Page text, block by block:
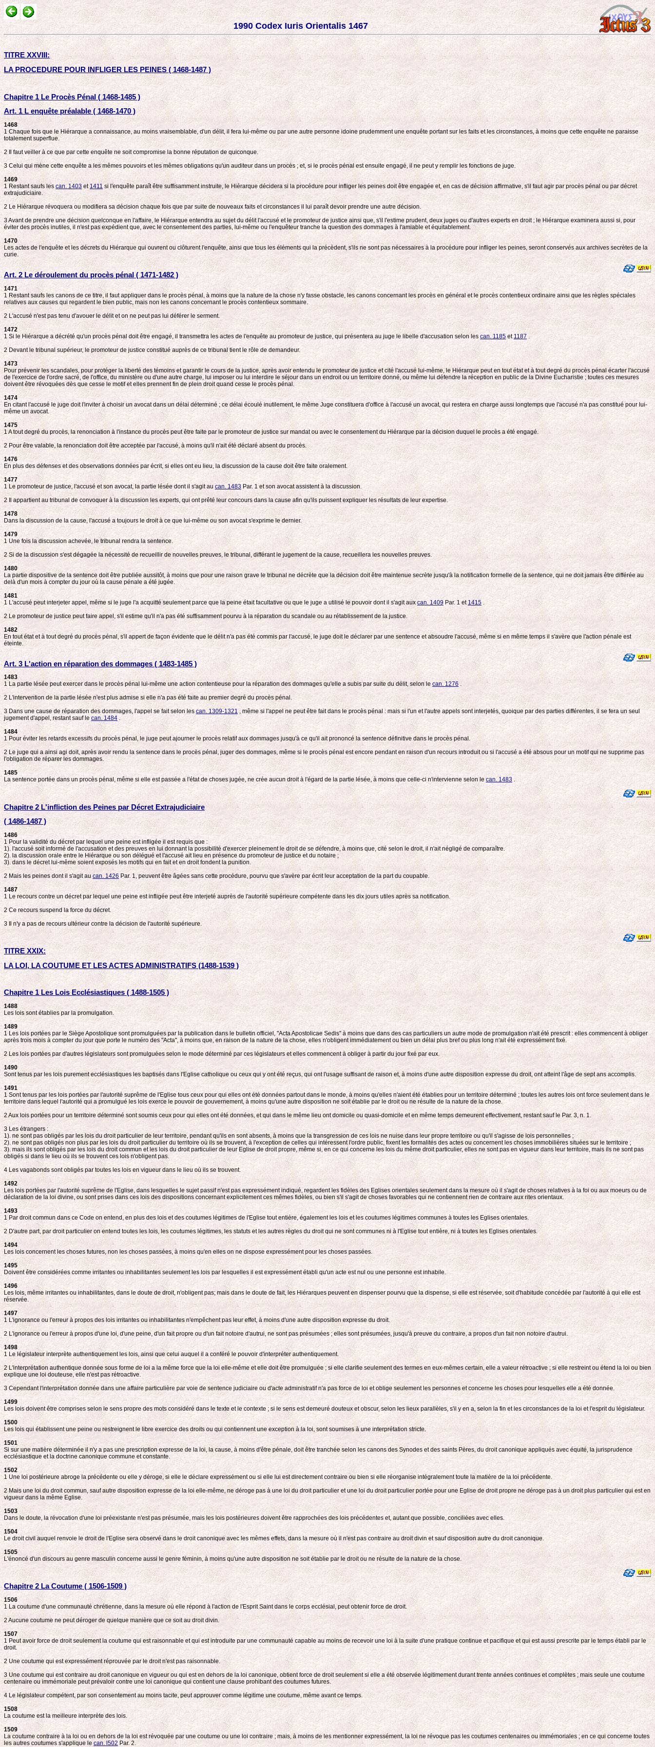
1990 Codex Iuris Orientalis 1467
TITRE XXVIII:
LA PROCEDURE POUR INFLIGER LES PEINES ( 1468-1487 )
Chapitre 1 Le Procès Pénal ( 1468-1485 )
Art. 1 L enquête préalable ( 1468-1470 )
1468
1 Chaque fois que le Hiérarque a connaissance, au moins vraisemblable, d'un délit, il fera lui-même ou par une autre personne idoine prudemment une enquête portant sur les faits et les circonstances, à moins que cette enquête ne paraisse
totalement superflue.
2 Il faut veiller à ce que par cette enquête ne soit compromise la bonne réputation de quiconque.
3 Celui qui mène cette enquête a les mêmes pouvoirs et les mêmes obligations qu'un auditeur dans un procès ; et, si le procès pénal est ensuite engagé, il ne peut y remplir les fonctions de juge.
1469
1 Restant saufs les can. 1403et 1411 si l'enquête paraît être suffisamment instruite, le Hiérarque décidera si la procédure pour infliger les peines doit être engagée et, en cas de décision affirmative, s'il faut agir par procès pénal ou par décret
extrajudiciaire.
2 Le Hiérarque révoquera ou modifiera sa décision chaque fois que par suite de nouveaux faits et circonstances il lui paraît devoir prendre une autre décision.
3 Avant de prendre une décision quelconque en l'affaire, le Hiérarque entendra au sujet du délit l'accusé et le promoteur de justice ainsi que, s'il l'estime prudent, deux juges ou d'autres experts en droit ; le Hiérarque examinera aussi si, pour
éviter des procès inutiles, il n'est pas expédient que, avec le consentement des parties, lui-même ou l'enquêteur tranche la question des dommages à l'amiable et équitablement.
1470
Les actes de l'enquête et les décrets du Hiérarque qui ouvrent ou clôturent l'enquête, ainsi que tous les éléments qui la précèdent, s'ils ne sont pas nécessaires à la procédure pour infliger les peines, seront conservés aux archives secrètes de la
curie.
Art. 2 Le déroulement du procès pénal ( 1471-1482 )
1471
1 Restant saufs les canons de ce titre, il faut appliquer dans le procès pénal, à moins que la nature de la chose n'y fasse obstacle, les canons concernant les procès en général et le procès contentieux ordinaire ainsi que les règles spéciales
relatives aux causes qui regardent le bien public, mais non les canons concernant le procès contentieux sommaire.
2 L'accusé n'est pas tenu d'avouer le délit et on ne peut pas lui déférer le serment.
1472
1 Si le Hiérarque a décrété qu'un procès pénal doit être engagé, il transmettra les actes de l'enquête au promoteur de justice, qui présentera au juge le libelle d'accusation selon lescan. 1185et1187 .
2 Devant le tribunal supérieur, le promoteur de justice constitué auprès de ce tribunal tient le rôle de demandeur.
1473
Pour prévenir les scandales, pour protéger la liberté des témoins et garantir le cours de la justice, après avoir entendu le promoteur de justice et cité l'accusé lui-même, le Hiérarque peut en tout état et à tout degré du procès pénal écarter l'accusé
de l'exercice de l'ordre sacré, de l'office, du ministère ou d'une autre charge, lui imposer ou lui interdire le séjour dans un endroit ou un territoire donné, ou même lui défendre la réception en public de la Divine Eucharistie ; toutes ces mesures
doivent être révoquées dès que cesse le motif et elles prennent fin de plein droit quand cesse le procès pénal.
1474
En citant l'accusé le juge doit l'inviter à choisir un avocat dans un délai déterminé ; ce délai écoulé inutilement, le même Juge constituera d'office à l'accusé un avocat, qui restera en charge aussi longtemps que l'accusé n'a pas constitué pour lui-
même un avocat.
1475
1 A tout degré du procès, la renonciation à l'instance du procès peut être faite par le promoteur de justice sur mandat ou avec le consentement du Hiérarque par la décision duquel le procès a été engagé.
2 Pour être valable, la renonciation doit être acceptée par l'accusé, à moins qu'il n'ait été déclaré absent du procès.
1476
En plus des défenses et des observations données par écrit, si elles ont eu lieu, la discussion de la cause doit être faite oralement.
1477
1 Le promoteur de justice, l'accusé et son avocat, la partie lésée dont il s'agit aucan. 1483Par. 1 et son avocat assistent à la discussion.
2 Il appartient au tribunal de convoquer à la discussion les experts, qui ont prêté leur concours dans la cause afin qu'ils puissent expliquer les résultats de leur expertise.
1478
Dans la discussion de la cause, l'accusé a toujours le droit à ce que lui-même ou son avocat s'exprime le dernier.
1479
1 Une fois la discussion achevée, le tribunal rendra la sentence.
2 Si de la discussion s'est dégagée la nécessité de recueillir de nouvelles preuves, le tribunal, différant le jugement de la cause, recueillera les nouvelles preuves.
1480
La partie dispositive de la sentence doit être publiée aussitôt, à moins que pour une raison grave le tribunal ne décrète que la décision doit être maintenue secrète jusqu'à la notification formelle de la sentence, qui ne doit jamais être différée au
delà d'un mois à compter du jour où la cause pénale a été jugée.
1481
1 L'accusé peut interjeter appel, même si le juge l'a acquitté seulement parce que la peine était facultative ou que le juge a utilisé le pouvoir dont il s'agit auxcan. 1409Par. 1 et 1415 .
2 Le promoteur de justice peut faire appel, s'il estime qu'il n'a pas été suffisamment pourvu à la réparation du scandale ou au rétablissement de la justice.
1482
En tout état et à tout degré du procès pénal, s'il appert de façon évidente que le délit n'a pas été commis par l'accusé, le juge doit le déclarer par une sentence et absoudre l'accusé, même si en même temps il s'avère que l'action pénale est
éteinte.
Art. 3 L'action en réparation des dommages ( 1483-1485 )
1483
1 La partie lésée peut exercer dans le procès pénal lui-même une action contentieuse pour la réparation des dommages qu'elle a subis par suite du délit, selon le can. 1276.
2 L'intervention de la partie lésée n'est plus admise si elle n'a pas été faite au premier degré du procès pénal.
3 Dans une cause de réparation des dommages, l'appel se fait selon lescan. 1309-1321 , même si l'appel ne peut être fait dans le procès pénal : mais si l'un et l'autre appels sont interjetés, quoique par des parties différentes, il se fera un seul
jugement d'appel, restant sauf le can. 1484.
1484
1 Pour éviter les retards excessifs du procès pénal, le juge peut ajourner le procès relatif aux dommages jusqu'à ce qu'il ait prononcé la sentence définitive dans le procès pénal.
2 Le juge qui a ainsi agi doit, après avoir rendu la sentence dans le procès pénal, juger des dommages, même si le procès pénal est encore pendant en raison d'un recours introduit ou si l'accusé a été absous pour un motif qui ne supprime pas
l'obligation de réparer les dommages.
1485
La sentence portée dans un procès pénal, même si elle est passée a l'état de choses jugée, ne crée aucun droit à l'égard de la partie lésée, à moins que celle-ci n'intervienne selon lecan. 1483 .
Chapitre 2 L'infliction des Peines par Décret Extrajudiciaire
( 1486-1487 )
1486
1 Pour la validité du décret par lequel une peine est infligée il est requis que :
1). l'accusé soit informé de l'accusation et des preuves en lui donnant la possibilité d'exercer pleinement le droit de se défendre, à moins que, cité selon le droit, il n'ait négligé de comparaître.
2). la discussion orale entre le Hiérarque ou son délégué et l'accusé ait lieu en présence du promoteur de justice et du notaire ;
3). dans le décret lui-même soient exposés les motifs qui en fait et en droit fondent la punition.
2 Mais les peines dont il s'agit au can. 1426 Par. 1, peuvent être âgées sans cette procédure, pourvu que s'avère par écrit leur acceptation de la part du coupable.
1487
1 Le recours contre un décret par lequel une peine est infligée peut être interjeté auprès de l'autorité supérieure compétente dans les dix jours utiles après sa notification.
2 Ce recours suspend la force du décret.
3 Il n'y a pas de recours ultérieur contre la décision de l'autorité supérieure.
TITRE XXIX:
LA LOI, LA COUTUME ET LES ACTES ADMINISTRATIFS (1488-1539 )
Chapitre 1 Les Lois Ecclésiastiques ( 1488-1505 )
1488
Les lois sont établies par la promulgation.
1489
1 Les lois portées par le Siège Apostolique sont promulguées par la publication dans le bulletin officiel, "Acta Apostolicae Sedis" à moins que dans des cas particuliers un autre mode de promulgation n'ait été prescrit : elles commencent à obliger
après trois mois à compter du jour que porte le numéro des "Acta", à moins que, en raison de la nature de la chose, elles n'obligent immédiatement ou bien un délai plus bref ou plus long n'ait été expressément fixé.
2 Les lois portées par d'autres législateurs sont promulguées selon le mode déterminé par ces législateurs et elles commencent à obliger à partir du jour fixé par eux.
1490
Sont tenus par les lois purement ecclésiastiques les baptisés dans l'Eglise catholique ou ceux qui y ont été reçus, qui ont l'usage suffisant de raison et, à moins d'une autre disposition expresse du droit, ont atteint l'âge de sept ans accomplis.
1491
1 Sont tenus par les lois portées par l'autorité suprême de l'Eglise tous ceux pour qui elles ont été données partout dans le monde, à moins qu'elles n'aient été établies pour un territoire déterminé ; toutes les autres lois ont force seulement dans le
territoire dans lequel l'autorité qui a promulgué les lois exerce le pouvoir de gouvernement, à moins qu'une autre disposition ne soit établie par le droit ou ne résulte de la nature de la chose.
2 Aux lois portées pour un territoire déterminé sont soumis ceux pour qui elles ont été données, et qui dans le même lieu ont domicile ou quasi-domicile et en même temps demeurent effectivement, restant sauf le Par. 3, n. 1.
3 Les étrangers :
1). ne sont pas obligés par les lois du droit particulier de leur territoire, pendant qu'ils en sont absents, à moins que la transgression de ces lois ne nuise dans leur propre territoire ou qu'il s'agisse de lois personnelles ;
2). ne sont pas obligés non plus par les lois du droit particulier du territoire où ils se trouvent, à l'exception de celles qui intéressent l'ordre public, fixent les formalités des actes ou concernent les choses immobilières situées sur le territoire ;
3). mais ils sont obligés par les lois du droit commun et les lois du droit particulier de leur Eglise de droit propre, même si, en ce qui concerne les lois du même droit particulier, elles ne sont pas en vigueur dans leur territoire, mais ils ne sont pas
obligés si dans le lieu où ils se trouvent ces lois n'obligent pas.
4 Les vagabonds sont obligés par toutes les lois en vigueur dans le lieu où ils se trouvent.
1492
Les lois portées par l'autorité suprême de l'Eglise, dans lesquelles le sujet passif n'est pas expressément indiqué, regardent les fidèles des Eglises orientales seulement dans la mesure où il s'agit de choses relatives à la foi ou aux moeurs ou de
déclaration de la loi divine, ou sont prises dans ces lois des dispositions concernant explicitement ces mêmes fidèles, ou bien s'il s'agit de choses favorables qui ne contiennent rien de contraire aux rites orientaux.
1493
1 Par droit commun dans ce Code on entend, en plus des lois et des coutumes légitimes de l'Eglise tout entière, également les lois et les coutumes légitimes communes à toutes les Eglises orientales.
2 D'autre part, par droit particulier on entend toutes les lois, les coutumes légitimes, les statuts et les autres règles du droit qui ne sont communes ni à l'Eglise tout entière, ni à toutes les Eglises orientales.
1494
Les lois concernent les choses futures, non les choses passées, à moins qu'en elles on ne dispose expressément pour les choses passées.
1495
Doivent être considérées comme irritantes ou inhabilitantes seulement les lois par lesquelles il est expressément établi qu'un acte est nul ou une personne est inhabile.
1496
Les lois, même irritantes ou inhabilitantes, dans le doute de droit, n'obligent pas; mais dans le doute de fait, les Hiérarques peuvent en dispenser pourvu que la dispense, si elle est réservée, soit d'habitude concédée par l'autorité à qui elle est
réservée.
1497
1 L'ignorance ou l'erreur à propos des lois irritantes ou inhabilitantes n'empêchent pas leur effet, à moins d'une autre disposition expresse du droit.
2 L'ignorance ou l'erreur à propos d'une loi, d'une peine, d'un fait propre ou d'un fait notoire d'autrui, ne sont pas présumées ; elles sont présumées, jusqu'à preuve du contraire, a propos d'un fait non notoire d'autrui.
1498
1 Le législateur interprète authentiquement les lois, ainsi que celui auquel il a conféré le pouvoir d'interpréter authentiquement.
2 L'interprétation authentique donnée sous forme de loi a la même force que la loi elle-même et elle doit être promulguée ; si elle clarifie seulement des termes en eux-mêmes certain, elle a valeur rétroactive ; si elle restreint ou étend la loi ou bien
explique une loi douteuse, elle n'est pas rétroactive.
3 Cependant l'interprétation donnée dans une affaire particulière par voie de sentence judiciaire ou d'acte administratif n'a pas force de loi et oblige seulement les personnes et concerne les choses pour lesquelles elle a été donnée.
1499
Les lois doivent être comprises selon le sens propre des mots considéré dans le texte et le contexte ; si le sens est demeuré douteux et obscur, selon les lieux parallèles, s'il y en a, selon la fin et les circonstances de la loi et l'esprit du législateur.
1500
Les lois qui établissent une peine ou restreignent le libre exercice des droits ou qui contiennent une exception à la loi, sont soumises à une interprétation stricte.
1501
Si sur une matière déterminée il n'y a pas une prescription expresse de la loi, la cause, à moins d'être pénale, doit être tranchée selon les canons des Synodes et des saints Pères, du droit canonique appliqués avec équité, la jurisprudence
ecclésiastique et la doctrine canonique commune et constante.
1502
1 Une loi postérieure abroge la précédente ou elle y déroge, si elle le déclare expressément ou si elle lui est directement contraire ou bien si elle réorganise intégralement toute la matière de la loi précédente.
2 Mais une loi du droit commun, sauf autre disposition expresse de la loi elle-même, ne déroge pas à une loi du droit particulier et une loi du droit particulier portée pour une Eglise de droit propre ne déroge pas à un droit plus particulier qui est en
vigueur dans la même Eglise.
1503
Dans le doute, la révocation d'une loi préexistante n'est pas présumée, mais les lois postérieures doivent être rapprochées des lois précédentes et, autant que possible, conciliées avec elles.
1504
Le droit civil auquel renvoie le droit de l'Eglise sera observé dans le droit canonique avec les mêmes effets, dans la mesure où il n'est pas contraire au droit divin et sauf disposition autre du droit canonique.
1505
L'énoncé d'un discours au genre masculin concerne aussi le genre féminin, à moins qu'une autre disposition ne soit établie par le droit ou ne résulte de la nature de la chose.
Chapitre 2 La Coutume ( 1506-1509 )
1506
1 La coutume d'une communauté chrétienne, dans la mesure où elle répond à l'action de l'Esprit Saint dans le corps ecclésial, peut obtenir force de droit.
2 Aucune coutume ne peut déroger de quelque manière que ce soit au droit divin.
1507
1 Peut avoir force de droit seulement la coutume qui est raisonnable et qui est introduite par une communauté capable au moins de recevoir une loi à la suite d'une pratique continue et pacifique et qui est aussi prescrite par le temps établi par le
droit.
2 Une coutume qui est expressément réprouvée par le droit n'est pas raisonnable.
3 Une coutume qui est contraire au droit canonique en vigueur ou qui est en dehors de la loi canonique, obtient force de droit seulement si elle a été observée légitimement durant trente années continues et complètes ; mais seule une coutume
centenaire ou immémoriale peut prévaloir contre une loi canonique qui contient une clause prohibant des coutumes futures.
4 Le législateur compétent, par son consentement au moins tacite, peut approuver comme légitime une coutume, même avant ce temps.
1508
La coutume est la meilleure interprète des lois.
1509
La coutume contraire à la loi ou en dehors de la loi est révoquée par une coutume ou une loi contraire ; mais, à moins de les mentionner expressément, la loi ne révoque pas les coutumes centenaires ou immémoriales ; en ce qui concerne toutes
les autres coutumes s'applique le can. l502 Par. 2.